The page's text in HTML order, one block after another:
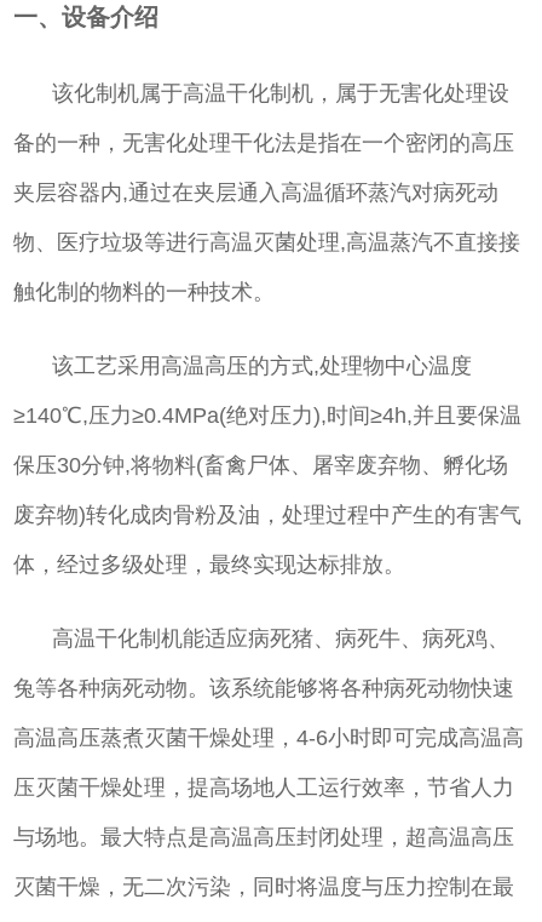
一、设备介绍
该化制机属于高温干化制机，属于无害化处理设
备的一种，无害化处理干化法是指在一个密闭的高压
夹层容器内,通过在夹层通入高温循环蒸汽对病死动
物、医疗垃圾等进行高温灭菌处理,高温蒸汽不直接接
触化制的物料的一种技术。
该工艺采用高温高压的方式,处理物中心温度
≥140℃,压力≥0.4MPa(绝对压力),时间≥4h,并且要保温
保压30分钟,将物料(畜禽尸体、屠宰废弃物、孵化场
废弃物)转化成肉骨粉及油，处理过程中产生的有害气
体，经过多级处理，最终实现达标排放。
高温干化制机能适应病死猪、病死牛、病死鸡、
兔等各种病死动物。该系统能够将各种病死动物快速
高温高压蒸煮灭菌干燥处理，4-6小时即可完成高温高
压灭菌干燥处理，提高场地人工运行效率，节省人力
与场地。最大特点是高温高压封闭处理，超高温高压
灭菌干燥，无二次污染，同时将温度与压力控制在最